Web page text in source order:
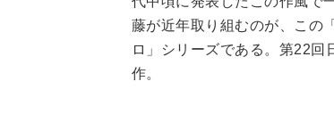
藤が近年取り組むのが、この
ロ」シリーズである。第22回
作。